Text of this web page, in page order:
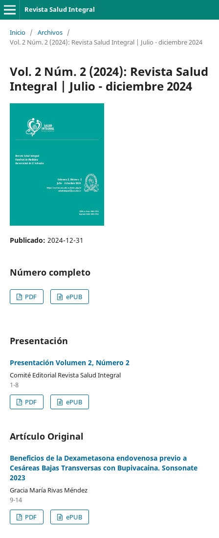
Revista Salud Integral
Inicio / Archivos /
Vol. 2 Núm. 2 (2024): Revista Salud Integral | Julio - diciembre 2024
Vol. 2 Núm. 2 (2024): Revista Salud
Integral | Julio - diciembre 2024
Publicado: 2024-12-31
Número completo
PDF ePUB
Presentación
Presentación Volumen 2, Número 2
Comité Editorial Revista Salud Integral
1-8
PDF
ePUB
Artículo Original
Beneficios de la Dexametasona endovenosa previo a
Cesáreas Bajas Transversas con Bupivacaina. Sonsonate
2023
Gracia María Rivas Méndez
9-14
PDF
ePUB